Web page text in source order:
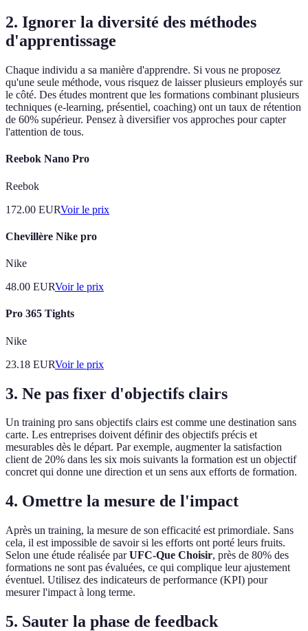
2. Ignorer la diversité des méthodes
d'apprentissage
Chaque individu a sa manière d'apprendre. Si vous ne proposez
qu'une seule méthode, vous risquez de laisser plusieurs employés sur
le côté. Des études montrent que les formations combinant plusieurs
techniques (e-learning, présentiel, coaching) ont un taux de rétention
de 60% supérieur. Pensez à diversifier vos approches pour capter
l'attention de tous.
Reebok Nano Pro
Reebok
172.00 EURVoir le prix
Chevillère Nike pro
Nike
48.00 EURVoir le prix
Pro 365 Tights
Nike
23.18 EURVoir le prix
3. Ne pas fixer d'objectifs clairs
Un training pro sans objectifs clairs est comme une destination sans
carte. Les entreprises doivent définir des objectifs précis et
mesurables dès le départ. Par exemple, augmenter la satisfaction
client de 20% dans les six mois suivants la formation est un objectif
concret qui donne une direction et un sens aux efforts de formation.
4. Omettre la mesure de l'impact
Après un training, la mesure de son efficacité est primordiale. Sans
cela, il est impossible de savoir si les efforts ont porté leurs fruits.
Selon une étude réalisée parUFC-Que Choisir, près de 80% des
formations ne sont pas évaluées, ce qui complique leur ajustement
éventuel. Utilisez des indicateurs de performance (KPI) pour
mesurer l'impact à long terme.
5. Sauter la phase de feedback